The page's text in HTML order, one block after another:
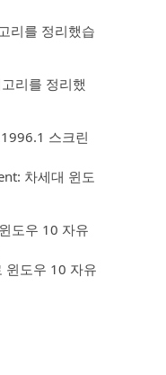
리를 정리했습
리를 정리했
스크린
차세대 윈도
도우 10 자유
윈도우 10 자유